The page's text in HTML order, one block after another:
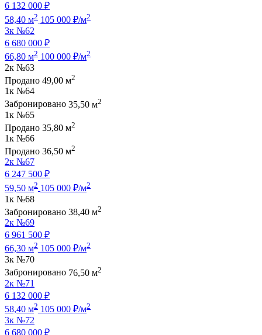
6 132 000 ₽
58,40 м2 105 000 ₽/м2
3к №62
6 680 000 ₽
66,80 м2 100 000 ₽/м2
2к №63
Продано 49,00 м2
1к №64
Забронировано 35,50 м2
1к №65
Продано 35,80 м2
1к №66
Продано 36,50 м2
2к №67
6 247 500 ₽
59,50 м2 105 000 ₽/м2
1к №68
Забронировано 38,40 м2
2к №69
6 961 500 ₽
66,30 м2 105 000 ₽/м2
3к №70
Забронировано 76,50 м2
2к №71
6 132 000 ₽
58,40 м2 105 000 ₽/м2
3к №72
6 680 000 ₽